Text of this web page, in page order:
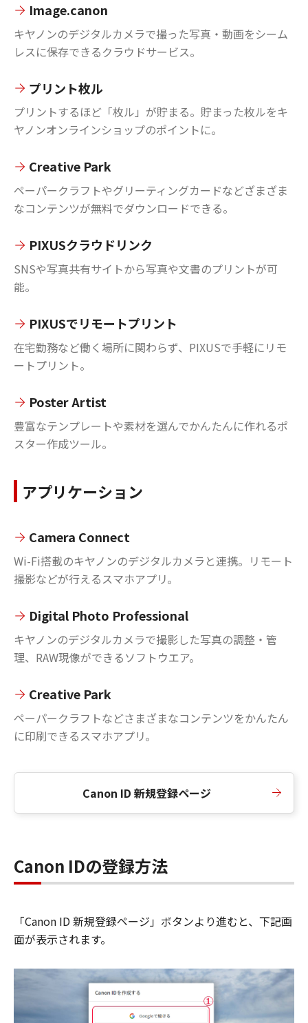
Image.canon
キヤノンのデジタルカメラで撮った写真・動画をシーム
レスに保存できるクラウドサービス。
プリント枚ル
プリントするほど「枚ル」が貯まる。貯まった枚ルをキ
ヤノンオンラインショップのポイントに。
Creative Park
ペーパークラフトやグリーティングカードなどざまざま
なコンテンツが無料でダウンロードできる。
PIXUSクラウドリンク
SNSや写真共有サイトから写真や文書のプリントが可
能。
PIXUSでリモートプリント
在宅勤務など働く場所に関わらず、PIXUSで手軽にリモ
ートプリント。
Poster Artist
豊富なテンプレートや素材を選んでかんたんに作れるポ
スター作成ツール。
アプリケーション
Camera Connect
Wi-Fi搭載のキヤノンのデジタルカメラと連携。リモート
撮影などが行えるスマホアプリ。
Digital Photo Professional
キヤノンのデジタルカメラで撮影した写真の調整・管
理、RAW現像ができるソフトウエア。
Creative Park
ペーパークラフトなどさまざまなコンテンツをかんたん
に印刷できるスマホアプリ。
Canon ID 新規登録ページ
Canon IDの登録方法
「Canon ID 新規登録ページ」ボタンより進むと、下記画
面が表示されます。